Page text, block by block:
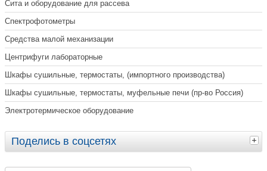
Сита и оборудование для рассева
Спектрофотометры
Средства малой механизации
Центрифуги лабораторные
Шкафы сушильные, термостаты, (импортного производства)
Шкафы сушильные, термостаты, муфельные печи (пр-во Россия)
Электротермическое оборудование
Поделись в соцсетях